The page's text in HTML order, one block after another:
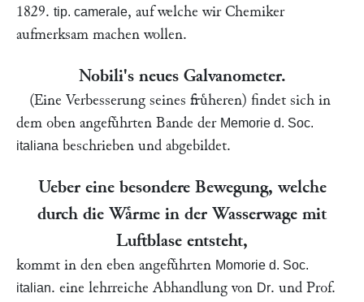
1829. tip. camerale, auf welche wir Chemiker
aufmerksam machen wollen.
Nobili's neues Galvanometer.
(Eine Verbesserung seines fruͤheren) findet sich in
dem oben angefuͤhrten Bande der Memorie d. Soc.
italiana beschrieben und abgebildet.
Ueber eine besondere Bewegung, welche
durch die Waͤrme in der Wasserwage mit
Luftblase entsteht,
kommt in den eben angefuͤhrten Momorie d. Soc.
italian. eine lehrreiche Abhandlung von Dr. und Prof.